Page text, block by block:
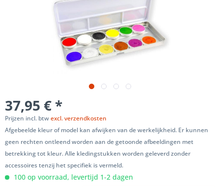
37,95 € *
Prijzen incl. btwexcl. verzendkosten
Afgebeelde kleur of model kan afwijken van de werkelijkheid. Er kunnen
geen rechten ontleend worden aan de getoonde afbeeldingen met
betrekking tot kleur. Alle kledingstukken worden geleverd zonder
accessoires tenzij het specifiek is vermeld.
100 op voorraad, levertijd 1-2 dagen